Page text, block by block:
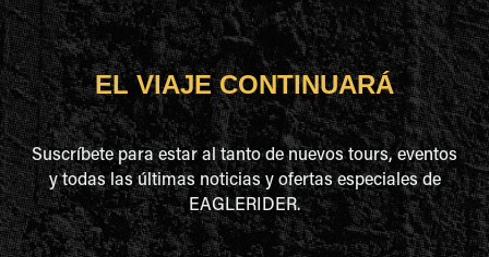
EL VIAJE CONTINUARÁ
Suscríbete para estar al tanto de nuevos tours, eventos
y todas las últimas noticias y ofertas especiales de
EAGLERIDER.